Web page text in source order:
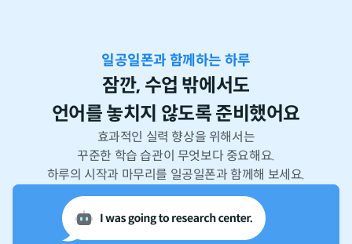
일공일폰과 함께하는 하루
잠깐, 수업 밖에서도
언어를 놓치지 않도록 준비했어요
효과적인 실력 향상을 위해서는
꾸준한 학습 습관이 무엇보다 중요해요.
하루의 시작과 마무리를 일공일폰과 함께해 보세요.